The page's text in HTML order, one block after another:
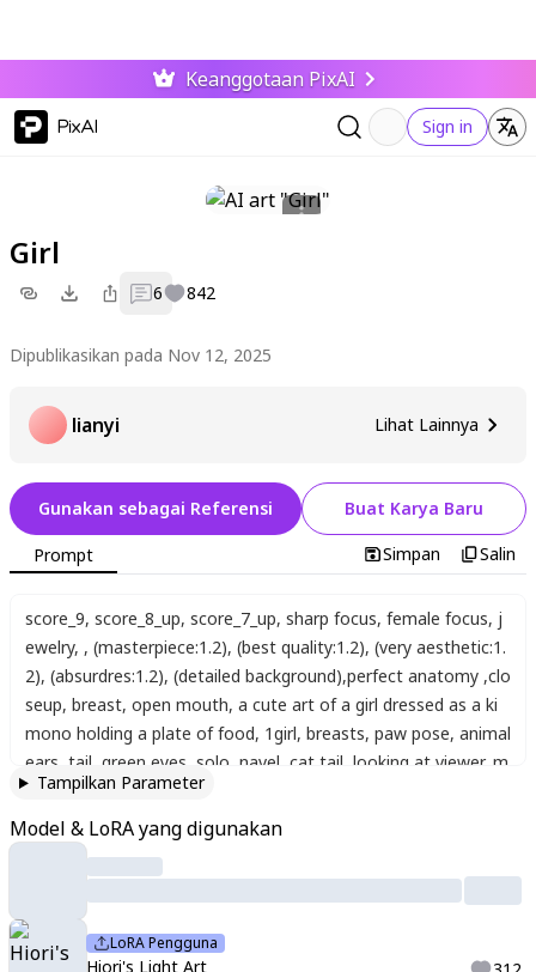
Keanggotaan PixAI
PixAI Sign in
Girl
6 842
Dipublikasikan pada Nov 12, 2025
lianyi Lihat Lainnya
Gunakan sebagai Referensi Buat Karya Baru
Prompt Simpan Salin
score_9, score_8_up, score_7_up, sharp focus, female focus, j
ewelry, , (masterpiece:1.2), (best quality:1.2), (very aesthetic:1.
2), (absurdres:1.2), (detailed background),perfect anatomy ,clo
seup, breast, open mouth, a cute art of a girl dressed as a ki
mono holding a plate of food, 1girl, breasts, paw pose, animal
ears tail green eyes solo navel cat tail looking at viewer, m
idriff, cat ears, skirt, long hair
e hair frills, crop top cleavage, smile
es, cat girl hair ornament
st apron, standing on one leg, :d, food, standing, :3,(watercol
or_\(medium\):1.2)(simple coloring,flat color:2)dutch angle
Tampilkan Parameter
Model & LoRA yang digunakan
LoRA Pengguna
Hiori's Light Art